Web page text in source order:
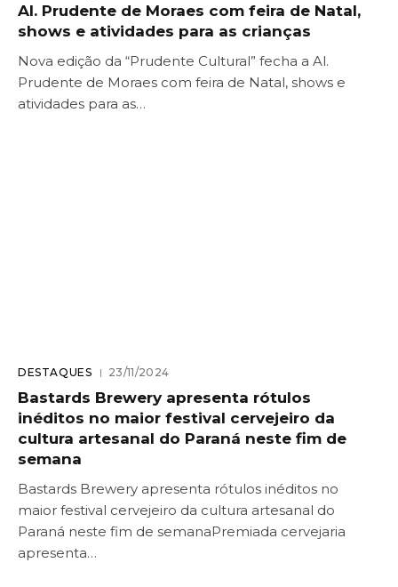
Al. Prudente de Moraes com feira de Natal,
shows e atividades para as crianças
Nova edição da “Prudente Cultural” fecha a Al.
Prudente de Moraes com feira de Natal, shows e
atividades para as…
DESTAQUES 23/11/2024
Bastards Brewery apresenta rótulos
inéditos no maior festival cervejeiro da
cultura artesanal do Paraná neste fim de
semana
Bastards Brewery apresenta rótulos inéditos no
maior festival cervejeiro da cultura artesanal do
Paraná neste fim de semanaPremiada cervejaria
apresenta…